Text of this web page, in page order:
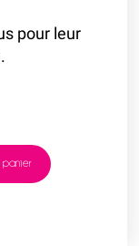
pour leur
panier